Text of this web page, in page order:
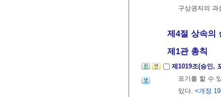
구상권자의
제4절 상속의
제1관 총칙
제1019조(승인,
포기를 할 수
있다. <개정